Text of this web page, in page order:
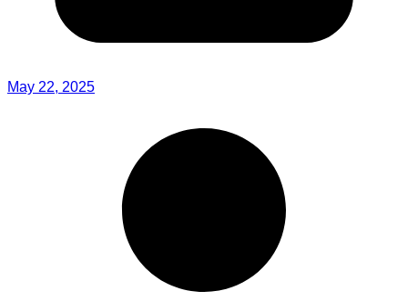
May 22, 2025